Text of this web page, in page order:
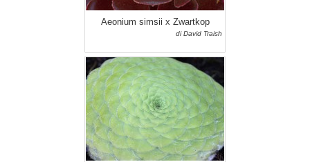
Aeonium simsii x Zwartkop
di David Traish